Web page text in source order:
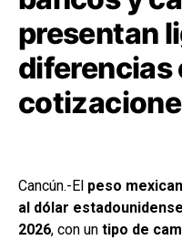
presentan
diferencias
Cancún.-El peso
al dólar estadounidense
2026, con un tipo de